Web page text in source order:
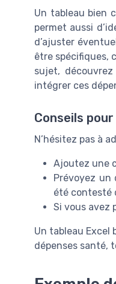
Un tableau bien
permet aussi
d’ajuster
être spécifiques,
sujet, découvrez
intégrer ces
Conseils
N’hésitez pas à
Ajoutez une
Prévoyez un
été contesté
Si vous avez
Un tableau Excel
dépenses santé,